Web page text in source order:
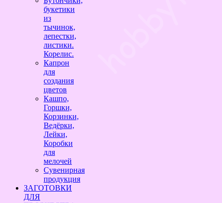
букетики
из
тычинок,
лепестки,
листики.
Корелис.
Капрон
для
создания
цветов
Кашпо,
Горшки,
Корзинки,
Ведёрки,
Лейки,
Коробки
для
мелочей
Сувенирная
продукция
ЗАГОТОВКИ
ДЛЯ